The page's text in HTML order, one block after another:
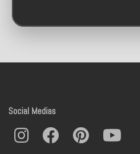
Social Medias